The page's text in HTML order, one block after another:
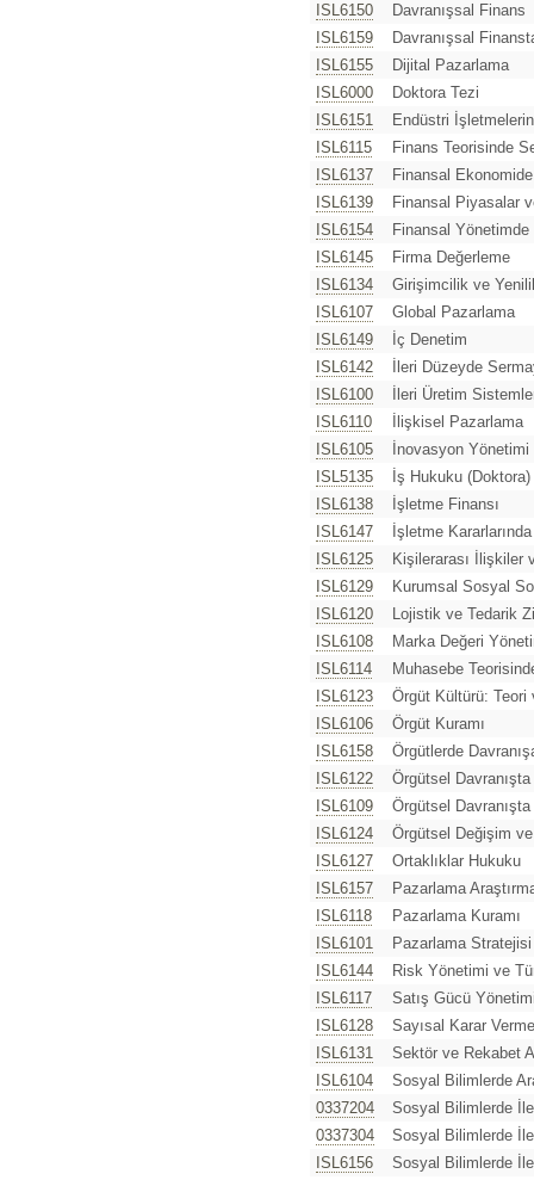
ISL6150
Davranışsal Finans
ISL6159
Davranışsal
ISL6155
Dijital Pazarlama
ISL6000
Doktora Tezi
ISL6151
Endüstri
ISL6115
Finans Teorisinde
ISL6137
Finansal
ISL6139
Finansal Piyasalar
ISL6154
Finansal Yönetimde
ISL6145
Firma Değerleme
ISL6134
Girişimcilik ve
ISL6107
Global Pazarlama
ISL6149
İç Denetim
ISL6142
İleri Düzeyde
ISL6100
İleri Üretim
ISL6110
İlişkisel Pazarlama
ISL6105
İnovasyon Yönetimi
ISL5135
İş Hukuku (Doktora)
ISL6138
İşletme Finansı
ISL6147
İşletme
ISL6125
Kişilerarası İlişkiler
ISL6129
Kurumsal Sosyal
ISL6120
Lojistik ve Tedarik
ISL6108
Marka Değeri
ISL6114
Muhasebe
ISL6123
Örgüt Kültürü: Teori
ISL6106
Örgüt Kuramı
ISL6158
Örgütlerde
ISL6122
Örgütsel
ISL6109
Örgütsel
ISL6124
Örgütsel Değişim
ISL6127
Ortaklıklar Hukuku
ISL6157
Pazarlama
ISL6118
Pazarlama Kuramı
ISL6101
Pazarlama Stratejisi
ISL6144
Risk Yönetimi ve
ISL6117
Satış Gücü
ISL6128
Sayısal Karar
ISL6131
Sektör ve Rekabet
ISL6104
Sosyal Bilimlerde
0337204
Sosyal Bilimlerde
0337304
Sosyal Bilimlerde
ISL6156
Sosyal Bilimlerde